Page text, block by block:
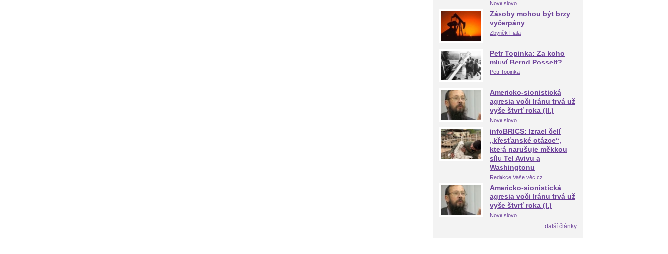
Nové slovo
Zásoby mohou být brzy
vyčerpány
Zbyněk Fiala
Petr Topinka: Za koho
mluví Bernd Posselt?
Petr Topinka
Americko-sionistická
agresia voči Iránu trvá už
vyše štvrť roka (II.)
Nové slovo
infoBRICS: Izrael čelí
„křesťanské otázce“,
která narušuje měkkou
sílu Tel Avivu a
Washingtonu
Redakce Vaše věc.cz
Americko-sionistická
agresia voči Iránu trvá už
vyše štvrť roka (I.)
Nové slovo
další články